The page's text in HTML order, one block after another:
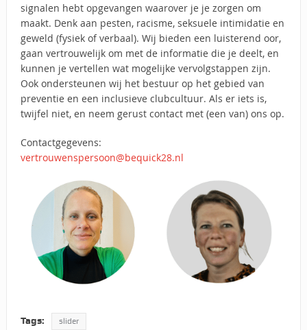
signalen hebt opgevangen waarover je je zorgen om
maakt. Denk aan pesten, racisme, seksuele intimidatie en
geweld (fysiek of verbaal). Wij bieden een luisterend oor,
gaan vertrouwelijk om met de informatie die je deelt, en
kunnen je vertellen wat mogelijke vervolgstappen zijn.
Ook ondersteunen wij het bestuur op het gebied van
preventie en een inclusieve clubcultuur. Als er iets is,
twijfel niet, en neem gerust contact met (een van) ons op.
Contactgegevens:
vertrouwenspersoon@bequick28.nl
Tags: slider